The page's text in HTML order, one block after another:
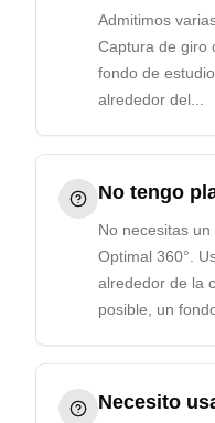
Admitimos
Captura de giro
fondo de
alrededor del...
No tengo
No necesitas
Optimal 360°.
alrededor de la
posible, un
Necesito